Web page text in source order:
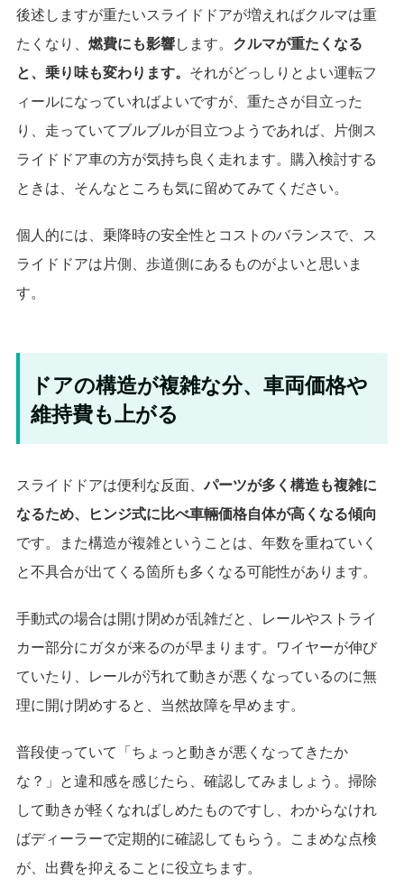
後述しますが重たいスライドドアが増えればクルマは重
たくなり、 燃費にも影響します。 クルマが重たくなる
と、乗り味も変わります。 それがどっしりとよい運転フ
ィールになっていればよいですが、重たさが目立った
り、走っていてブルブルが目立つようであれば、片側ス
ライドドア車の方が気持ち良く走れます。購入検討する
ときは、そんなところも気に留めてみてください。
個人的には、乗降時の安全性とコストのバランスで、ス
ライドドアは片側、歩道側にあるものがよいと思いま
す。
ドアの構造が複雑な分、車両価格や
維持費も上がる
スライドドアは便利な反面、パーツが多く構造も複雑に
なるため、ヒンジ式に比べ車輛価格自体が高くなる傾向
です。また構造が複雑ということは、年数を重ねていく
と不具合が出てくる箇所も多くなる可能性があります。
手動式の場合は開け閉めが乱雑だと、レールやストライ
カー部分にガタが来るのが早まります。ワイヤーが伸び
ていたり、レールが汚れて動きが悪くなっているのに無
理に開け閉めすると、当然故障を早めます。
普段使っていて「ちょっと動きが悪くなってきたか
な？」と違和感を感じたら、確認してみましょう。掃除
して動きが軽くなればしめたものですし、わからなけれ
ばディーラーで定期的に確認してもらう。こまめな点検
が、出費を抑えることに役立ちます。